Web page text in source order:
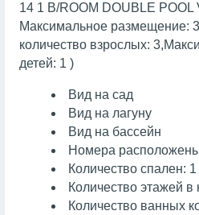
14 1 B/ROOM DOUBLE
Максимальное размещение:
количество взрослых:
детей: 1 )
Вид на сад
Вид на лагуну
Вид на бассейн
Номера
Количество спален:
Количество этажей в
Количество ванных